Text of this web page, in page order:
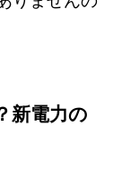
新電力の